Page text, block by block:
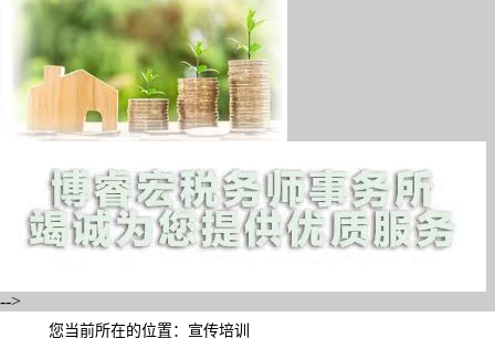
-->
您当前所在的位置： 宣传培训